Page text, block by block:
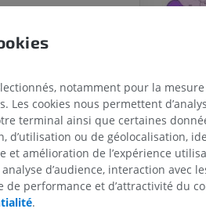
[H II - H X]
[I-X]
IRM
IRM
PREMIUM
IRM de la main
IRM
PREMIUM
notamment pour la
Les cookies nous permettent
terminal ainsi que certaines
d’utilisation ou de géolocalisation,
et amélioration de l’expérience
d’audience, interaction avec
de performance et d’attractivité du
.